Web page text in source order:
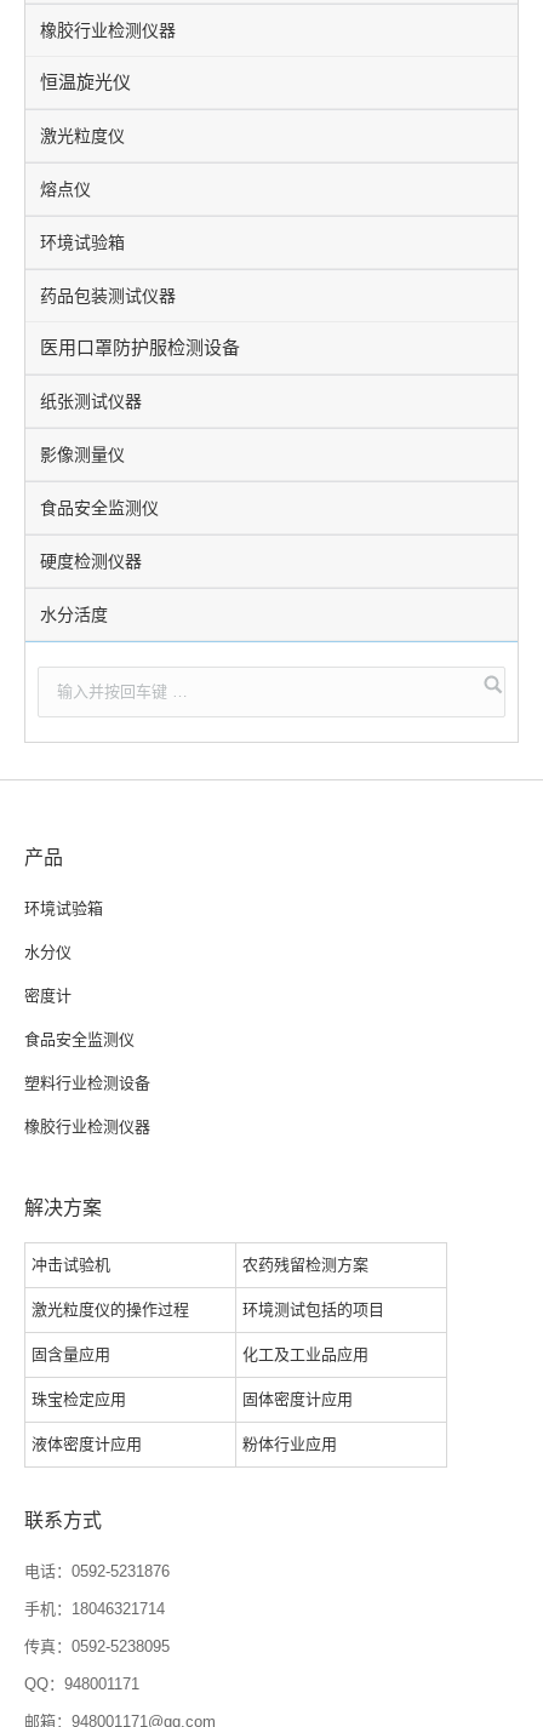
橡胶行业检测仪器
恒温旋光仪
激光粒度仪
熔点仪
环境试验箱
药品包装测试仪器
医用口罩防护服检测设备
纸张测试仪器
影像测量仪
食品安全监测仪
硬度检测仪器
水分活度
产品
环境试验箱
水分仪
密度计
食品安全监测仪
塑料行业检测设备
橡胶行业检测仪器
解决方案
冲击试验机 农药残留检测方案
激光粒度仪的操作过程 环境测试包括的项目
固含量应用 化工及工业品应用
珠宝检定应用 固体密度计应用
液体密度计应用 粉体行业应用
联系方式
电话：0592-5231876
手机：18046321714
传真：0592-5238095
QQ：948001171
邮箱：948001171@qq.com